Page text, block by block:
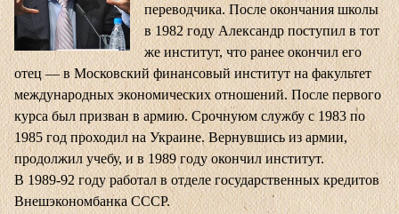
переводчика. После окончания школы
в 1982 году Александр поступил в тот
же институт, что ранее окончил его
отец — в Московский финансовый институт на факультет
международных экономических отношений. После первого
курса был призван в армию. Срочнуюм службу с 1983 по
1985 год проходил на Украине. Вернувшись из армии,
продолжил учебу, и в 1989 году окончил институт.
В 1989-92 году работал в отделе государственных кредитов
Внешэкономбанка СССР.